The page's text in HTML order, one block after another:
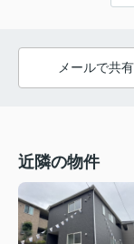
メールで共
近隣の物件